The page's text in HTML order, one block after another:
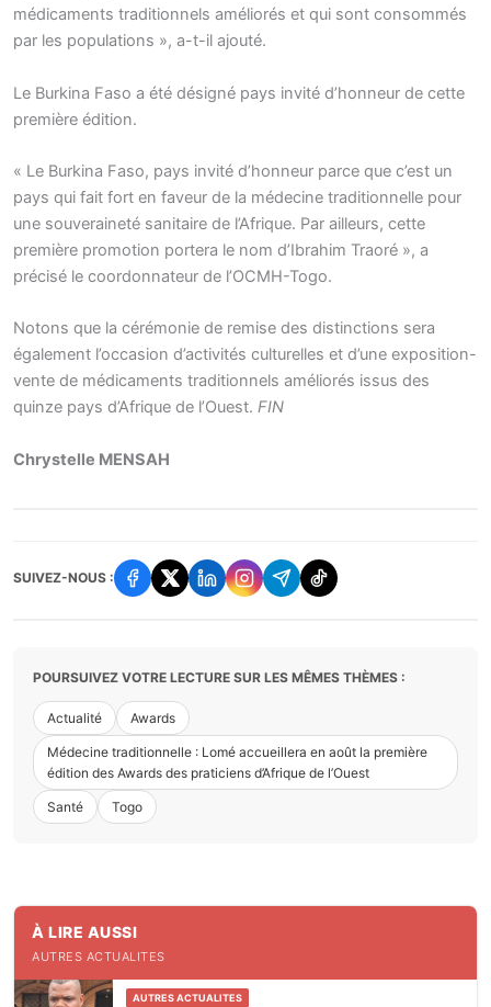
médicaments traditionnels améliorés et qui sont consommés
par les populations », a-t-il ajouté.
Le Burkina Faso a été désigné pays invité d’honneur de cette
première édition.
« Le Burkina Faso, pays invité d’honneur parce que c’est un
pays qui fait fort en faveur de la médecine traditionnelle pour
une souveraineté sanitaire de l’Afrique. Par ailleurs, cette
première promotion portera le nom d’Ibrahim Traoré », a
précisé le coordonnateur de l’OCMH-Togo.
Notons que la cérémonie de remise des distinctions sera
également l’occasion d’activités culturelles et d’une exposition-
vente de médicaments traditionnels améliorés issus des
quinze pays d’Afrique de l’Ouest. FIN
Chrystelle MENSAH
SUIVEZ-NOUS :
POURSUIVEZ VOTRE LECTURE SUR LES MÊMES THÈMES :
Actualité Awards
Médecine traditionnelle : Lomé accueillera en août la première
édition des Awards des praticiens d’Afrique de l’Ouest
Santé Togo
À LIRE AUSSI
AUTRES ACTUALITES
AUTRES ACTUALITES